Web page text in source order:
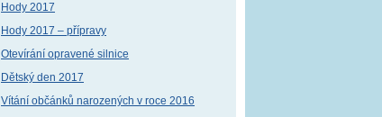
Hody 2017
Hody 2017 – přípravy
Otevírání opravené silnice
Dětský den 2017
Vítání občánků narozených v roce 2016